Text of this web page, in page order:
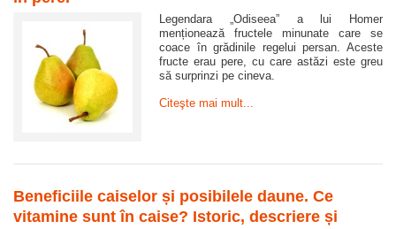
Legendara „Odiseea” a lui Homer
menționează fructele minunate care se
coace în grădinile regelui persan. Aceste
fructe erau pere, cu care astăzi este greu
să surprinzi pe cineva.
Citeşte mai mult...
Beneficiile caiselor și posibilele daune. Ce
vitamine sunt în caise? Istoric, descriere și